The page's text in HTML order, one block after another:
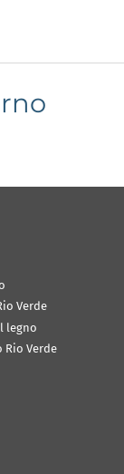
Verde
legno
Rio Verde